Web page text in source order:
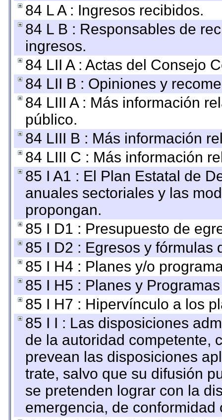
84 L A : Ingresos recibidos.
84 L B : Responsables de
ingresos.
84 LII A : Actas del Consejo
84 LII B : Opiniones y
84 LIII A : Más información
público.
84 LIII B : Más información
84 LIII C : Más información
85 I A1 : El Plan Estatal de
anuales sectoriales y las
propongan.
85 I D1 : Presupuesto de
85 I D2 : Egresos y fórmulas
85 I H4 : Planes y/o
85 I H5 : Planes y
85 I H7 : Hipervínculo a los
85 I I : Las disposiciones
de la autoridad competente,
prevean las disposiciones
trate, salvo que su difusión
se pretenden lograr con la
emergencia, de